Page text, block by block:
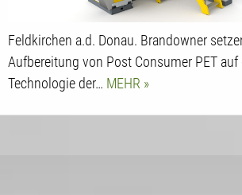
Feldkirchen a.d. Donau. Brandowner
Aufbereitung von Post Consumer PET auf
Technologie der… MEHR